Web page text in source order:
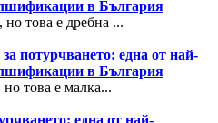
в България
това е дребна ...
потурчването: една от най-
в България
това е малка...